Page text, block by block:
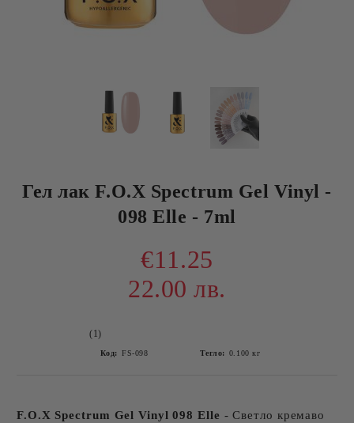
Гел лак F.O.X Spectrum Gel Vinyl -
098 Elle - 7ml
€11.25
22.00 лв.
(1)
Код: FS-098 Тегло: 0.100 кг
F.O.X Spectrum Gel Vinyl 098 Elle - Светло кремаво